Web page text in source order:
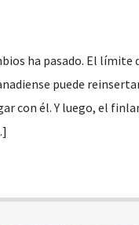
ha pasado. El límite
puede
con él. Y luego, el